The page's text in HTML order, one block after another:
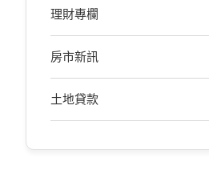
理財專欄
房市新訊
土地貸款